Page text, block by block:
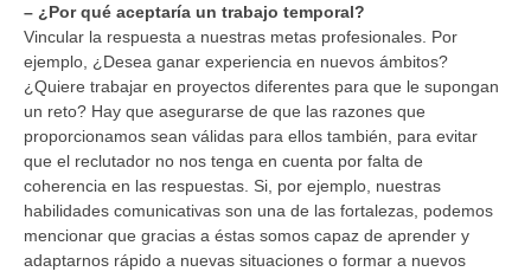
– ¿Por qué aceptaría un trabajo temporal?
Vincular la respuesta a nuestras metas profesionales. Por
ejemplo, ¿Desea ganar experiencia en nuevos ámbitos?
¿Quiere trabajar en proyectos diferentes para que le supongan
un reto? Hay que asegurarse de que las razones que
proporcionamos sean válidas para ellos también, para evitar
que el reclutador no nos tenga en cuenta por falta de
coherencia en las respuestas. Si, por ejemplo, nuestras
habilidades comunicativas son una de las fortalezas, podemos
mencionar que gracias a éstas somos capaz de aprender y
adaptarnos rápido a nuevas situaciones o formar a nuevos